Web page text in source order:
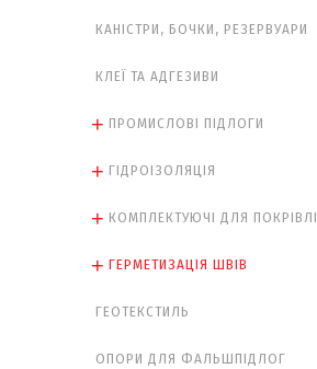
КАНІСТРИ, БОЧКИ, РЕЗЕРВУАРИ
КЛЕЇ ТА АДГЕЗИВИ
ПРОМИСЛОВІ ПІДЛОГИ
ГІДРОІЗОЛЯЦІЯ
КОМПЛЕКТУЮЧІ ДЛЯ ПОКРІВЛІ
ГЕРМЕТИЗАЦІЯ ШВІВ
ГЕОТЕКСТИЛЬ
ОПОРИ ДЛЯ ФАЛЬШПІДЛОГ